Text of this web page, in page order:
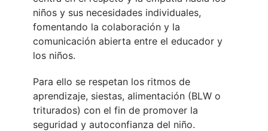
niños y sus necesidades individuales,
fomentando la colaboración y la
comunicación abierta entre el educador y
los niños.
Para ello se respetan los ritmos de
aprendizaje, siestas, alimentación (BLW o
triturados) con el fin de promover la
seguridad y autoconfianza del niño.